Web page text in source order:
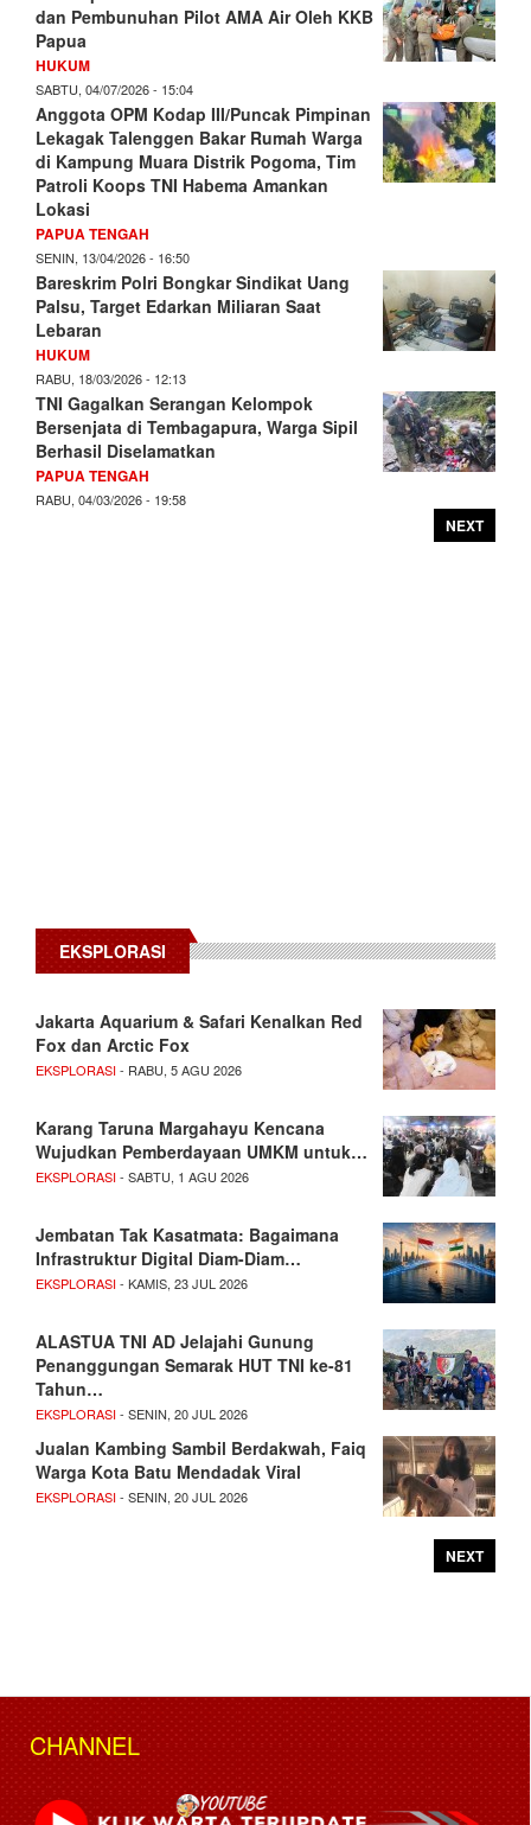
dan Pembunuhan Pilot AMA Air Oleh KKB
Papua
HUKUM
SABTU, 04/07/2026 - 15:04
Anggota OPM Kodap III/Puncak Pimpinan
Lekagak Talenggen Bakar Rumah Warga
di Kampung Muara Distrik Pogoma, Tim
Patroli Koops TNI Habema Amankan
Lokasi
PAPUA TENGAH
SENIN, 13/04/2026 - 16:50
Bareskrim Polri Bongkar Sindikat Uang
Palsu, Target Edarkan Miliaran Saat
Lebaran
HUKUM
RABU, 18/03/2026 - 12:13
TNI Gagalkan Serangan Kelompok
Bersenjata di Tembagapura, Warga Sipil
Berhasil Diselamatkan
PAPUA TENGAH
RABU, 04/03/2026 - 19:58
NEXT
EKSPLORASI
Jakarta Aquarium & Safari Kenalkan Red
Fox dan Arctic Fox
EKSPLORASI- RABU, 5 AGU 2026
Karang Taruna Margahayu Kencana
Wujudkan Pemberdayaan UMKM untuk…
EKSPLORASI- SABTU, 1 AGU 2026
Jembatan Tak Kasatmata: Bagaimana
Infrastruktur Digital Diam-Diam…
EKSPLORASI- KAMIS, 23 JUL 2026
ALASTUA TNI AD Jelajahi Gunung
Penanggungan Semarak HUT TNI ke-81
Tahun…
EKSPLORASI- SENIN, 20 JUL 2026
Jualan Kambing Sambil Berdakwah, Faiq
Warga Kota Batu Mendadak Viral
EKSPLORASI- SENIN, 20 JUL 2026
NEXT
CHANNEL